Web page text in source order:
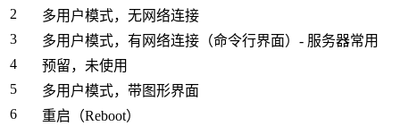
2
多用户模式，无网络连接
3
多用户模式，有网络连接（命令行界面）- 服务器常用
4
预留，未使用
5
多用户模式，带图形界面
6
重启（Reboot）